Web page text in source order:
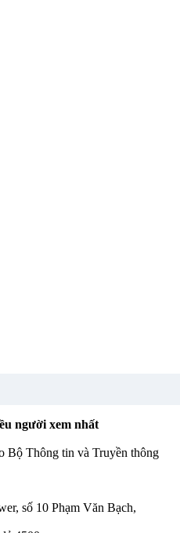
người xem nhất
Bộ Thông tin và Truyền thông
số 10 Phạm Văn Bạch,